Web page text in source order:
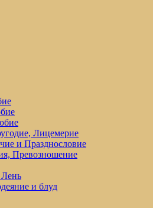
Лицемерие
и Празднословие
Превозношение
и блуд